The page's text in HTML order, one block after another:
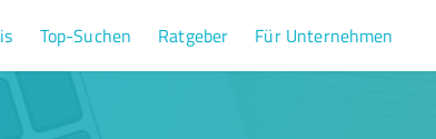
Top-Suchen Ratgeber Für Unternehmen